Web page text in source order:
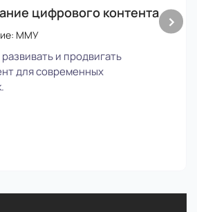
цифрового контента
ММУ
и продвигать
для современных
›